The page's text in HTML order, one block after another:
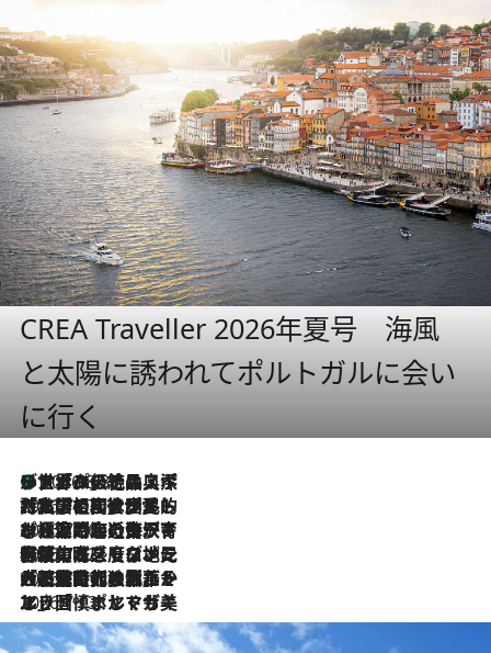
CREA Traveller 2026年夏号 海風
と太陽に誘われてポルトガルに会い
に行く
2026.8.8
リスボンの絶品スイーツ「パステル・デ・ナタ」とは？ポルトガル伝統の奥深い世界へ
2026.7.27
「私の祖国はポルトガル語です」国民的詩人フェルナンド・ペソアと、彼が愛した文学の街を歩く
2026.7.26
ポルトガル近海が育む極上の海の幸。キリリと冷えた白ワインと愉しむ、シーフード専門店の贅沢
2026.7.22
伝統の味をモダンに昇華。高感度な地元客が集う、リスボンの最旬ガストロノミー
2026.7.21
大航海時代の栄華から、震災、独裁、そして革命へ。ポルトガル・首都リスボンの石畳に刻まれた「歴史の光と影」
2026.7.13
エッセイ・ヤマザキマリ「慎ましくも美しき国 ポルトガル」